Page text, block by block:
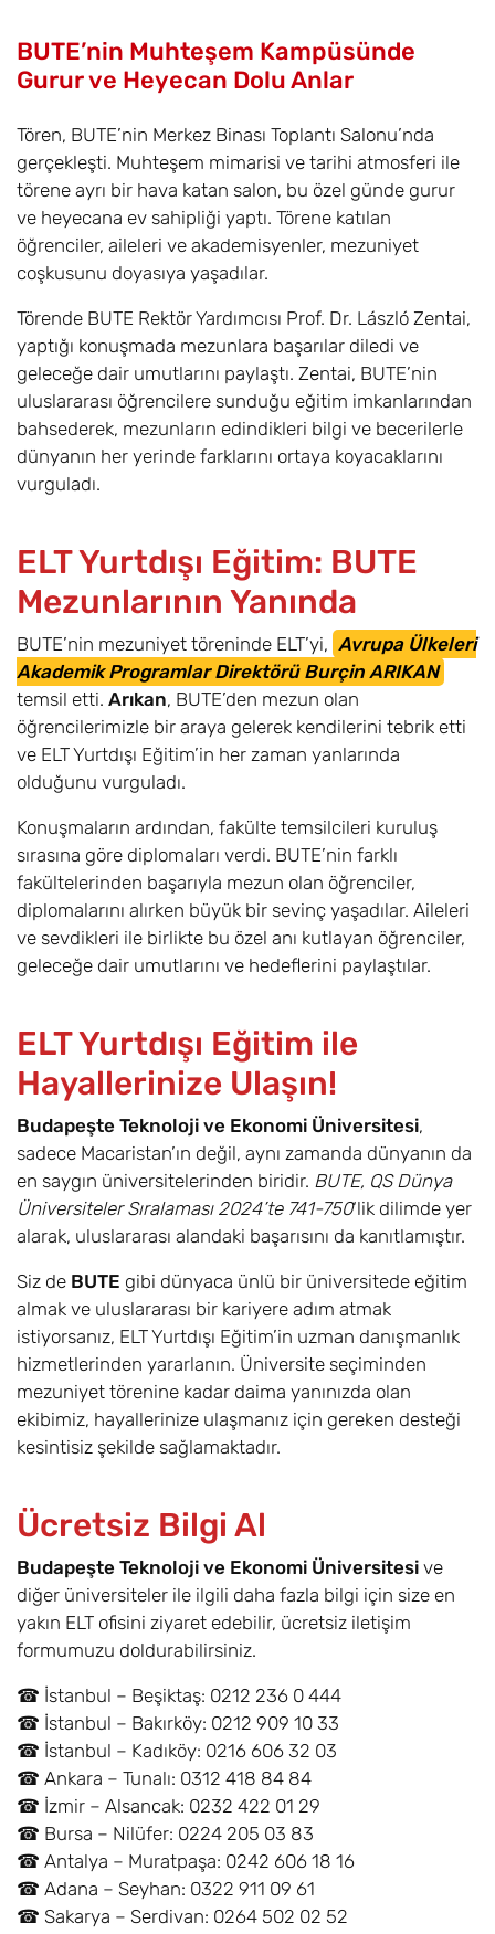
BUTE’nin Muhteşem Kampüsünde
Gurur ve Heyecan Dolu Anlar
Tören, BUTE’nin Merkez Binası Toplantı Salonu’nda
gerçekleşti. Muhteşem mimarisi ve tarihi atmosferi ile
törene ayrı bir hava katan salon, bu özel günde gurur
ve heyecana ev sahipliği yaptı. Törene katılan
öğrenciler, aileleri ve akademisyenler, mezuniyet
coşkusunu doyasıya yaşadılar.
Törende BUTE Rektör Yardımcısı Prof. Dr. László Zentai,
yaptığı konuşmada mezunlara başarılar diledi ve
geleceğe dair umutlarını paylaştı. Zentai, BUTE’nin
uluslararası öğrencilere sunduğu eğitim imkanlarından
bahsederek, mezunların edindikleri bilgi ve becerilerle
dünyanın her yerinde farklarını ortaya koyacaklarını
vurguladı.
ELT Yurtdışı Eğitim: BUTE
Mezunlarının Yanında
BUTE’nin mezuniyet töreninde ELT’yi, Avrupa Ülkeleri
Akademik Programlar Direktörü Burçin ARIKAN
temsil etti. Arıkan, BUTE’den mezun olan
öğrencilerimizle bir araya gelerek kendilerini tebrik etti
ve ELT Yurtdışı Eğitim’in her zaman yanlarında
olduğunu vurguladı.
Konuşmaların ardından, fakülte temsilcileri kuruluş
sırasına göre diplomaları verdi. BUTE’nin farklı
fakültelerinden başarıyla mezun olan öğrenciler,
diplomalarını alırken büyük bir sevinç yaşadılar. Aileleri
ve sevdikleri ile birlikte bu özel anı kutlayan öğrenciler,
geleceğe dair umutlarını ve hedeflerini paylaştılar.
ELT Yurtdışı Eğitim ile
Hayallerinize Ulaşın!
Budapeşte Teknoloji ve Ekonomi Üniversitesi,
sadece Macaristan’ın değil, aynı zamanda dünyanın da
en saygın üniversitelerinden biridir. BUTE, QS Dünya
Üniversiteler Sıralaması 2024’te 741-750‘lik dilimde yer
alarak, uluslararası alandaki başarısını da kanıtlamıştır.
Siz de BUTE gibi dünyaca ünlü bir üniversitede eğitim
almak ve uluslararası bir kariyere adım atmak
istiyorsanız, ELT Yurtdışı Eğitim’in uzman danışmanlık
hizmetlerinden yararlanın. Üniversite seçiminden
mezuniyet törenine kadar daima yanınızda olan
ekibimiz, hayallerinize ulaşmanız için gereken desteği
kesintisiz şekilde sağlamaktadır.
Ücretsiz Bilgi Al
Budapeşte Teknoloji ve Ekonomi Üniversitesi ve
diğer üniversiteler ile ilgili daha fazla bilgi için size en
yakın ELT ofisini ziyaret edebilir, ücretsiz iletişim
formumuzu doldurabilirsiniz.
☎ İstanbul – Beşiktaş: 0212 236 0 444
☎ İstanbul – Bakırköy: 0212 909 10 33
☎ İstanbul – Kadıköy: 0216 606 32 03
☎ Ankara – Tunalı: 0312 418 84 84
☎ İzmir – Alsancak: 0232 422 01 29
☎ Bursa – Nilüfer: 0224 205 03 83
☎ Antalya – Muratpaşa: 0242 606 18 16
☎ Adana – Seyhan: 0322 911 09 61
☎ Sakarya – Serdivan: 0264 502 02 52